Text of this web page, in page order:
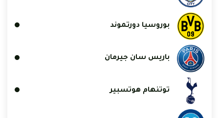
بوروسيا دورتموند
باريس سان جيرمان
توتنهام هوتسبير